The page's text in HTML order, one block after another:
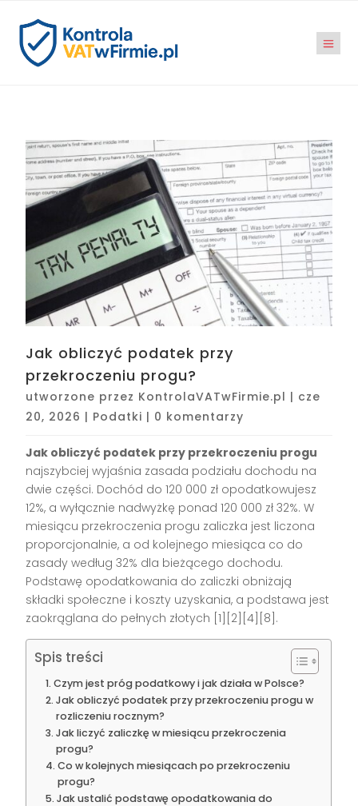
Jak obliczyć podatek przy
przekroczeniu progu?
utworzone przez KontrolaVATwFirmie.pl | cze
20, 2026 | Podatki | 0 komentarzy
Jak obliczyć podatek przy przekroczeniu progu
najszybciej wyjaśnia zasada podziału dochodu na
dwie części. Dochód do 120 000 zł opodatkowujesz
12%, a wyłącznie nadwyżkę ponad 120 000 zł 32%. W
miesiącu przekroczenia progu zaliczka jest liczona
proporcjonalnie, a od kolejnego miesiąca co do
zasady według 32% dla bieżącego dochodu.
Podstawę opodatkowania do zaliczki obniżają
składki społeczne i koszty uzyskania, a podstawa jest
zaokrąglana do pełnych złotych [1][2][4][8].
Spis treści
Czym jest próg podatkowy i jak działa w Polsce?
Jak obliczyć podatek przy przekroczeniu progu w
rozliczeniu rocznym?
Jak liczyć zaliczkę w miesiącu przekroczenia
progu?
Co w kolejnych miesiącach po przekroczeniu
progu?
Jak ustalić podstawę opodatkowania do